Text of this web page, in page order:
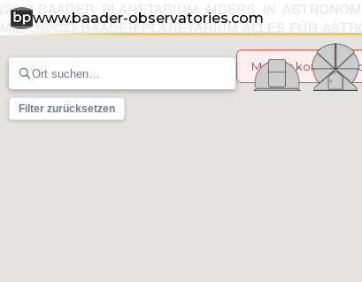
www.baader-observatories.com
Marker konnten
Filter zurücksetzen